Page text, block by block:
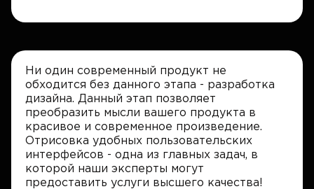
Ни один современный продукт не
обходится без данного этапа - разработка
дизайна. Данный этап позволяет
преобразить мысли вашего продукта в
красивое и современное произведение.
Отрисовка удобных пользовательских
интерфейсов - одна из главных задач, в
которой наши эксперты могут
предоставить услуги высшего качества!